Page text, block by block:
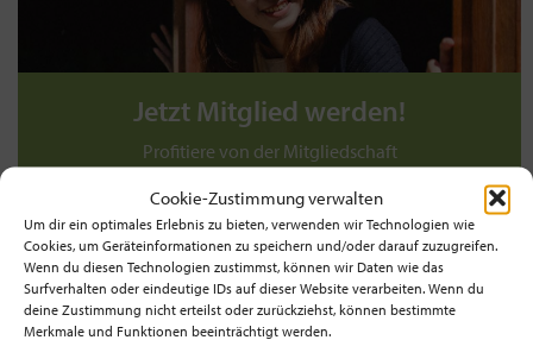
Cookie-Zustimmung verwalten
Um dir ein optimales Erlebnis zu bieten, verwenden wir Technologien wie
Cookies, um Geräteinformationen zu speichern und/oder darauf zuzugreifen.
Wenn du diesen Technologien zustimmst, können wir Daten wie das
Surfverhalten oder eindeutige IDs auf dieser Website verarbeiten. Wenn du
deine Zustimmung nicht erteilst oder zurückziehst, können bestimmte
Merkmale und Funktionen beeinträchtigt werden.
Jetzt Mitglied werden!
Profitiere von der Mitgliedschaft
Werde jetzt Mitglied ab 5€/Monat!
TIPP: Prüfe, ob dein Arbeitgeber! / deine
Dienststelle die Mitgliedschaft zahlt!